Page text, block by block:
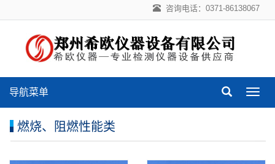
咨询电话：0371-86138067
导
导航菜单
燃烧、阻燃性能类